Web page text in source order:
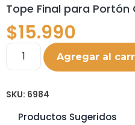
Tope Final para Portón
$15.990
Agregar al
SKU: 6984
Productos Sugeridos